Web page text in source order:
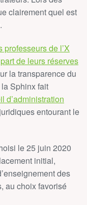
clairement quel est
professeurs de l’X
de leurs réserves
la transparence du
Sphinx fait
d’administration
entourant le
le 25 juin 2020
initial,
des
au choix favorisé